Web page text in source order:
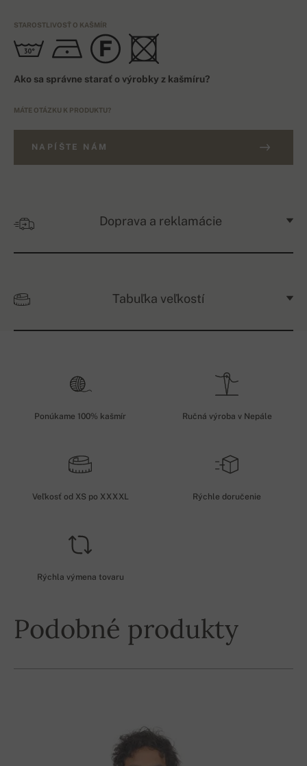
STAROSTLIVOSŤ O KAŠMÍR
Ako sa správne starať o výrobky z kašmíru?
MÁTE OTÁZKU K PRODUKTU?
NAPÍŠTE NÁM
Doprava a reklamácie
Tabuľka veľkostí
Ponúkame 100% kašmír Ručná výroba v Nepále
Veľkosť od XS po XXXXL Rýchle doručenie
Rýchla výmena tovaru
Podobné produkty